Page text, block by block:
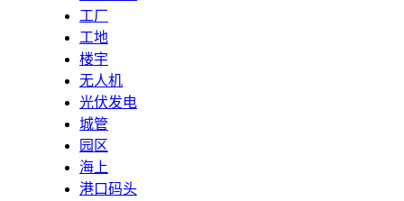
工厂
工地
楼宇
无人机
光伏发电
城管
园区
海上
港口码头